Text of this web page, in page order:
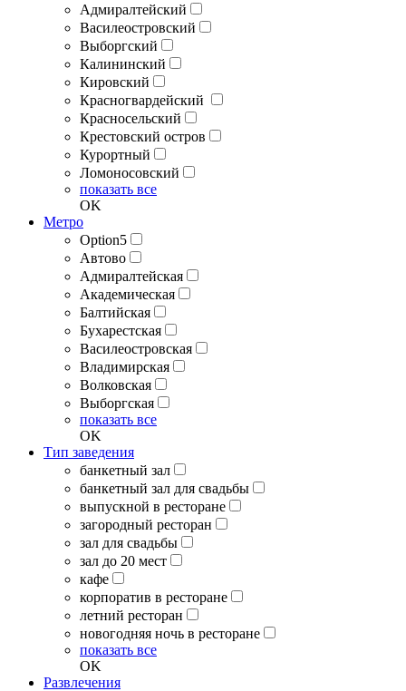
Адмиралтейский
Василеостровский
Выборгский
Калининский
Кировский
Красногвардейский
Красносельский
Крестовский остров
Курортный
Ломоносовский
показать все
OK
Метро
Option5
Автово
Адмиралтейская
Академическая
Балтийская
Бухарестская
Василеостровская
Владимирская
Волковская
Выборгская
показать все
OK
Тип заведения
банкетный зал
банкетный зал для свадьбы
выпускной в ресторане
загородный ресторан
зал для свадьбы
зал до 20 мест
кафе
корпоратив в ресторане
летний ресторан
новогодняя ночь в ресторане
показать все
OK
Развлечения